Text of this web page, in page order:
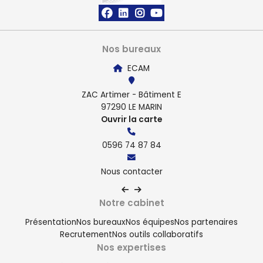
Gestion RH et paie
Nos bureaux
ECAM
ZAC Artimer - Bâtiment E
97290 LE MARIN
Ouvrir la carte
0596 74 87 84
Nous contacter
Notre cabinet
PrésentationNos bureauxNos équipesNos partenaires
RecrutementNos outils collaboratifs
Nos expertises